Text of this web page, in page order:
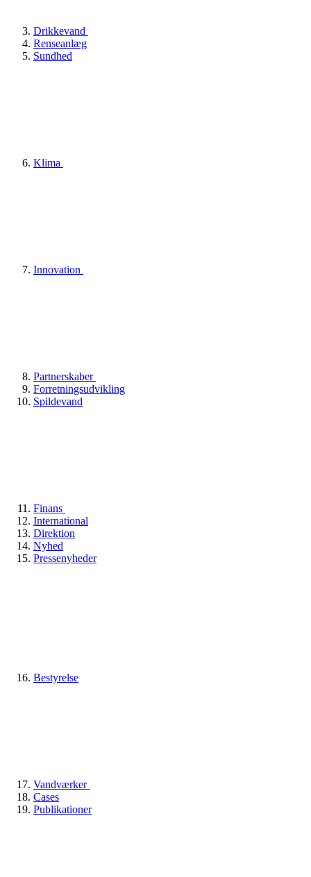
Drikkevand
Renseanlæg
Sundhed
Klima
Innovation
Partnerskaber
Forretningsudvikling
Spildevand
Finans
International
Direktion
Nyhed
Pressenyheder
Bestyrelse
Vandværker
Cases
Publikationer